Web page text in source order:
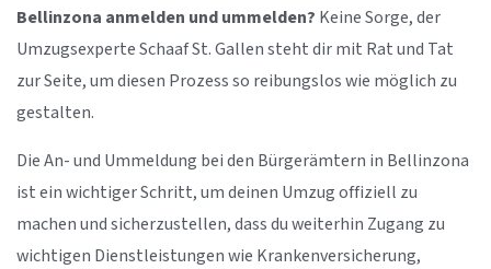
Bellinzona anmelden und ummelden? Keine Sorge, der
Umzugsexperte Schaaf St. Gallen steht dir mit Rat und Tat
zur Seite, um diesen Prozess so reibungslos wie möglich zu
gestalten.
Die An- und Ummeldung bei den Bürgerämtern in Bellinzona
ist ein wichtiger Schritt, um deinen Umzug offiziell zu
machen und sicherzustellen, dass du weiterhin Zugang zu
wichtigen Dienstleistungen wie Krankenversicherung,